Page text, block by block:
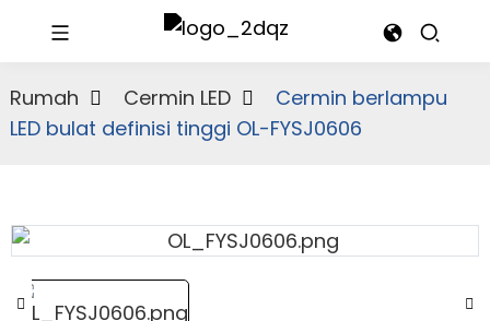
Rumah Cermin LED
Cermin berlampu
LED bulat definisi tinggi OL-FYSJ0606